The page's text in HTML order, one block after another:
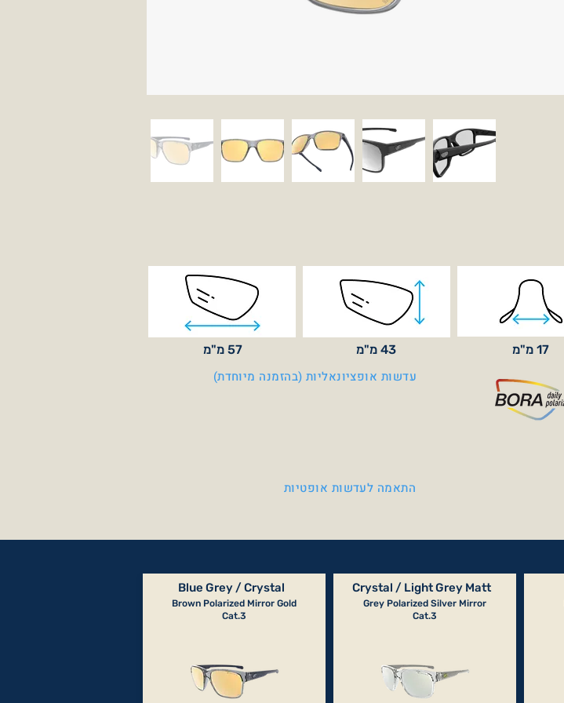
57 מ"מ 43 מ"מ
עדשות אופציונאליות (בהזמנה מיוחדת)
התאמה לעדשות אופטיות
17 מ"מ
Blue Grey / Crystal
Brown Polarized Mirror Gold
Cat.3
Crystal / Light Grey Matt
Grey Polarized Silver Mirror
Cat.3